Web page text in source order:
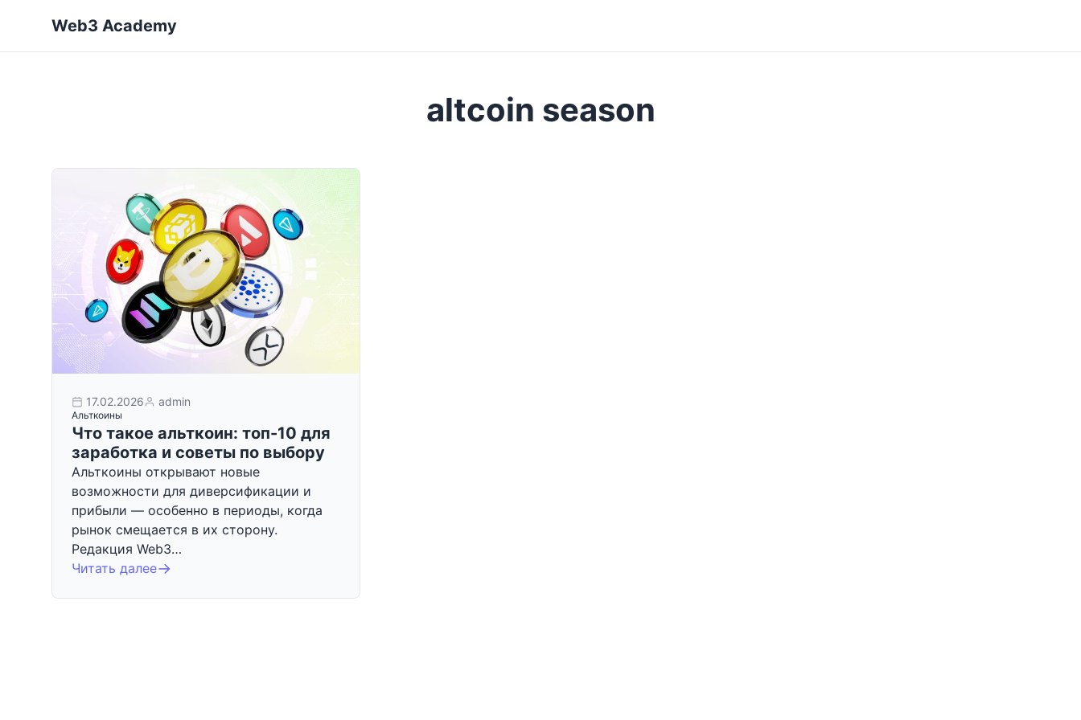
Web3 Academy
altcoin season
17.02.2026 admin
Альткоины
Что такое альткоин: топ-10 для
заработка и советы по выбору
Альткоины открывают новые
возможности для диверсификации и
прибыли — особенно в периоды, когда
рынок смещается в их сторону.
Редакция Web3…
Читать далее